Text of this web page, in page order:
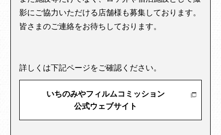
影にご協力いただける店舗様も募集しております。
皆さまのご連絡をお待ちしております。
詳しくは下記ページをご確認ください。
いちのみやフィルムコミッション
公式ウェブサイト